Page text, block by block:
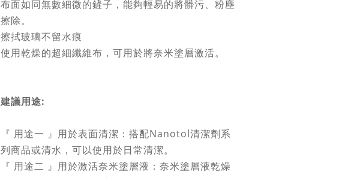
布面如同無數細微的鏟子，能夠輕易的將髒污、粉塵
擦除。
擦拭玻璃不留水痕
使用乾燥的超細纖維布，可用於將奈米塗層激活。
建議用途:
『 用途一 』用於表面清潔：搭配Nanotol清潔劑系
列商品或清水，可以使用於日常清潔。
『 用途二 』 用於激活奈米塗層液：奈米塗層液乾燥